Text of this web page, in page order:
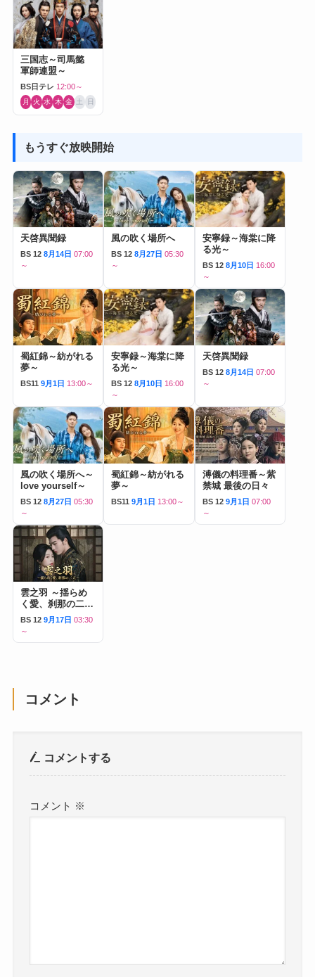
三国志～司馬懿
軍師連盟～
BS日テレ 12:00～
月 火 水 木 金 土 日
もうすぐ放映開始
天啓異聞録
BS 12 8月14日 07:00
～
風の吹く場所へ
BS 12 8月27日 05:30
～
安寧録～海棠に降
る光～
BS 12 8月10日 16:00
～
蜀紅錦～紡がれる
夢～
BS11 9月1日 13:00～
安寧録～海棠に降
る光～
BS 12 8月10日 16:00
～
天啓異聞録
BS 12 8月14日 07:00
～
風の吹く場所へ～
love yourself～
BS 12 8月27日 05:30
～
蜀紅錦～紡がれる
夢～
BS11 9月1日 13:00～
溥儀の料理番～紫
禁城 最後の日々
BS 12 9月1日 07:00
～
雲之羽 ～揺らめ
く愛、刹那の二人
～
BS 12 9月17日 03:30
～
コメント
コメントする
コメント ※